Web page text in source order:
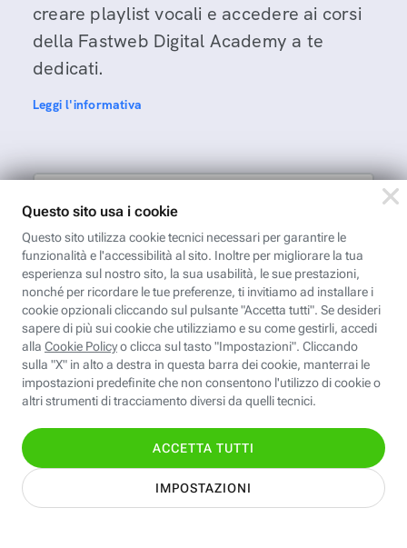
creare playlist vocali e accedere ai corsi
della Fastweb Digital Academy a te
dedicati.
Leggi l'informativa
Cognome
Indirizzo email